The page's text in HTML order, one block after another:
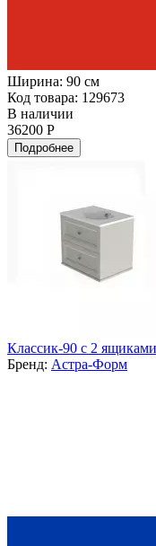
Ширина: 90 см
Код товара: 129673
В наличии
36200 Р
Подробнее
Классик-90 с 2 ящиками
Бренд: Астра-Форм